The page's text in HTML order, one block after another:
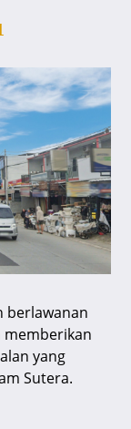
berlawanan
memberikan
yang
Sutera.